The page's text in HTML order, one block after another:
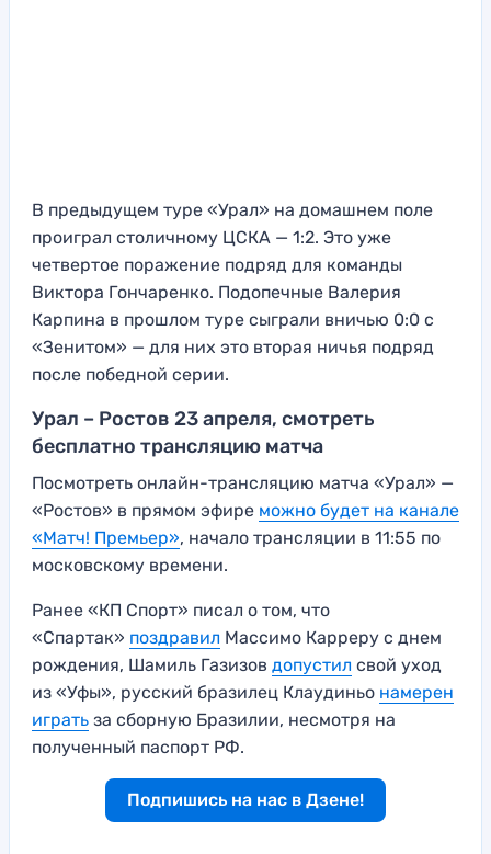
В предыдущем туре «Урал» на домашнем поле
проиграл столичному ЦСКА — 1:2. Это уже
четвертое поражение подряд для команды
Виктора Гончаренко. Подопечные Валерия
Карпина в прошлом туре сыграли вничью 0:0 с
«Зенитом» — для них это вторая ничья подряд
после победной серии.
Урал – Ростов 23 апреля, смотреть
бесплатно трансляцию матча
Посмотреть онлайн-трансляцию матча «Урал» —
«Ростов» в прямом эфире можно будет на канале
«Матч! Премьер», начало трансляции в 11:55 по
московскому времени.
Ранее «КП Спорт» писал о том, что
«Спартак» поздравил Массимо Карреру с днем
рождения, Шамиль Газизов допустил свой уход
из «Уфы», русский бразилец Клаудиньо намерен
играть за сборную Бразилии, несмотря на
полученный паспорт РФ.
Подпишись на нас в Дзене!